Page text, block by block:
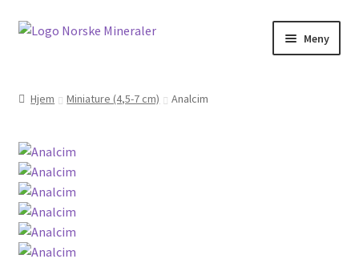
Meny
Handlekurv
Kontakt oss
Min konto
Hjem Miniature (4,5-7 cm) Analcim